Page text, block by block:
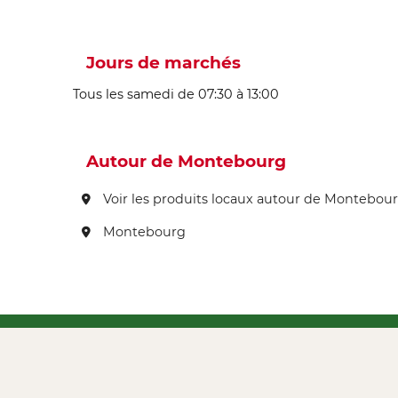
Jours de marchés
Tous les samedi de 07:30 à 13:00
Autour de Montebourg
Voir les produits locaux autour de
Montebourg